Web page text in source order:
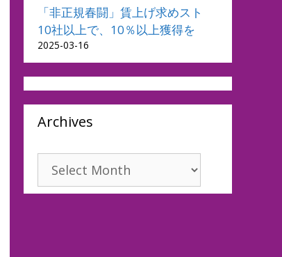
「非正規春闘」賃上げ求めスト
10社以上で、10％以上獲得を
2025-03-16
Archives
Archives